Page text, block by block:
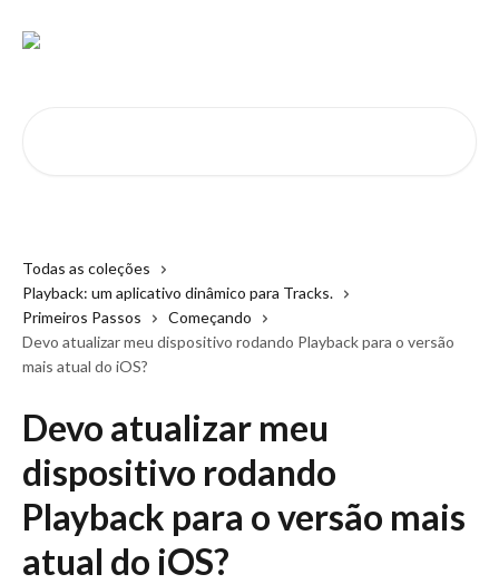
Todas as coleções
Playback: um aplicativo dinâmico para Tracks.
Primeiros Passos
Começando
Devo atualizar meu dispositivo rodando Playback para o versão
mais atual do iOS?
Devo atualizar meu
dispositivo rodando
Playback para o versão mais
atual do iOS?